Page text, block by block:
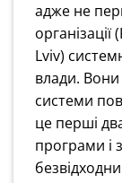
адже не
Lviv)
влади.
системи
це перші
програми і